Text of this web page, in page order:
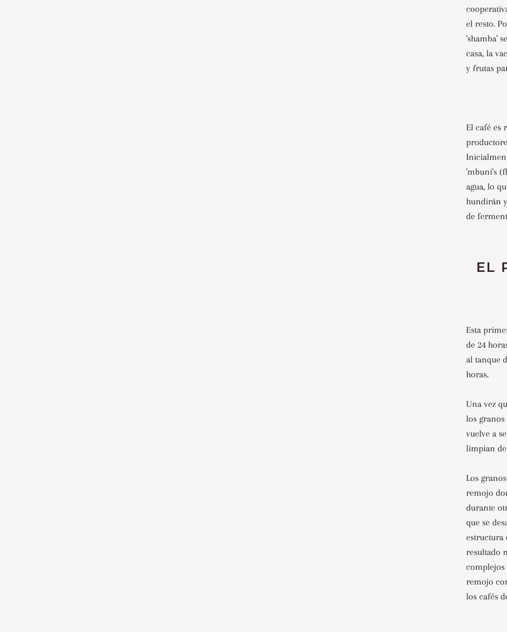
el resto.
'shamba'
casa, la
y frutas
El café es
'mbuni's
agua, lo
hundirán
de
EL
Esta
de 24
al tanque
horas.
Una vez
los granos
vuelve a
limpian
Los
remojo
durante
que se
estructura
resultado
complejos
remojo
los cafés